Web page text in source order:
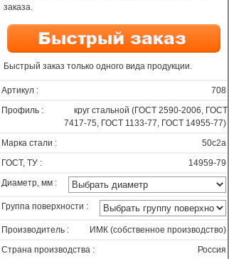
заказа.
Быстрый заказ только одного вида продукции.
Артикул :
708
Профиль :
круг стальной (ГОСТ 2590-2006, ГОСТ
7417-75, ГОСТ 1133-77, ГОСТ 14955-77)
Марка стали :
50с2а
ГОСТ, ТУ :
14959-79
Диаметр, мм :
Группа поверхности :
Производитель :
ИМК (собственное производство)
Страна производства :
Россия